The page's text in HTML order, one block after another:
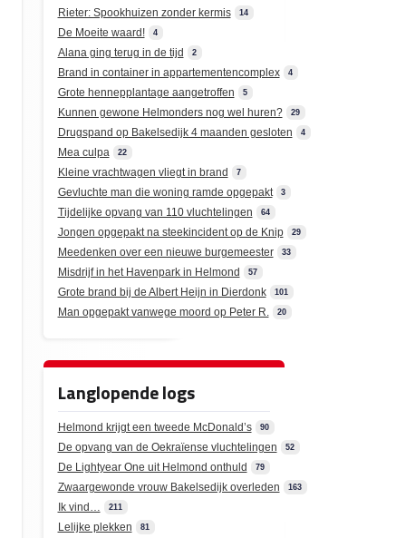
Rieter: Spookhuizen zonder kermis 14
De Moeite waard! 4
Alana ging terug in de tijd 2
Brand in container in appartementencomplex 4
Grote hennepplantage aangetroffen 5
Kunnen gewone Helmonders nog wel huren? 29
Drugspand op Bakelsedijk 4 maanden gesloten 4
Mea culpa 22
Kleine vrachtwagen vliegt in brand 7
Gevluchte man die woning ramde opgepakt 3
Tijdelijke opvang van 110 vluchtelingen 64
Jongen opgepakt na steekincident op de Knip 29
Meedenken over een nieuwe burgemeester 33
Misdrijf in het Havenpark in Helmond 57
Grote brand bij de Albert Heijn in Dierdonk 101
Man opgepakt vanwege moord op Peter R. 20
Langlopende logs
Helmond krijgt een tweede McDonald’s 90
De opvang van de Oekraïense vluchtelingen 52
De Lightyear One uit Helmond onthuld 79
Zwaargewonde vrouw Bakelsedijk overleden 163
Ik vind… 211
Lelijke plekken 81